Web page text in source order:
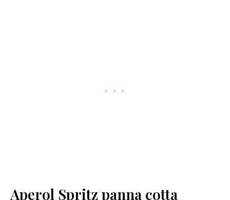
Aperol Spritz panna cotta